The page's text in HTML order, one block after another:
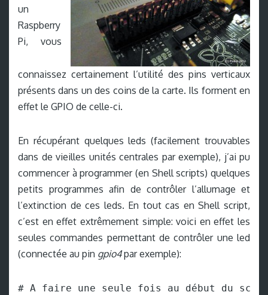
un
Raspberry
Pi, vous
connaissez certainement l’utilité des pins verticaux
présents dans un des coins de la carte. Ils forment en
effet le GPIO de celle-ci.
En récupérant quelques leds (facilement trouvables
dans de vieilles unités centrales par exemple), j’ai pu
commencer à programmer (en Shell scripts) quelques
petits programmes afin de contrôler l’allumage et
l’extinction de ces leds. En tout cas en Shell script,
c’est en effet extrêmement simple: voici en effet les
seules commandes permettant de contrôler une led
(connectée au pin gpio4par exemple):
# A faire une seule fois au début du